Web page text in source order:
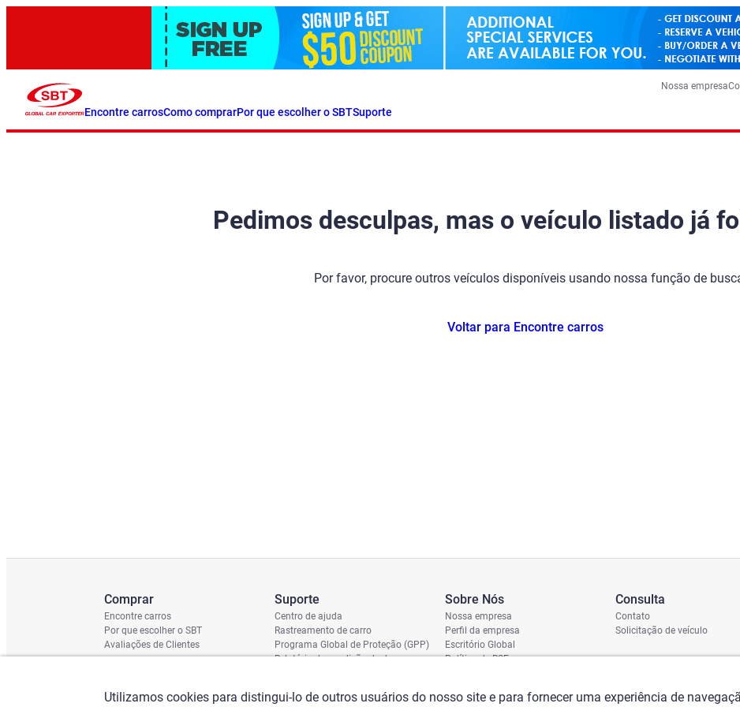
Encontre carrosComo comprarPor que escolher o SBTSuporte
Nossa empresa
Pedimos desculpas, mas o veículo listado já
Por favor, procure outros veículos disponíveis usando nossa função de
Voltar para Encontre carros
Comprar
Encontre carros
Por que escolher o SBT
Avaliações de Clientes
Suporte
Centro de ajuda
Rastreamento de carro
Programa Global de Proteção (GPP)
Relatório de condição de dano
Sobre Nós
Nossa empresa
Perfil da empresa
Escritório Global
Política de RSE
Consulta
Contato
Solicitação de veículo
Utilizamos cookies para distingui-lo de outros usuários do nosso site e para fornecer uma experiência de